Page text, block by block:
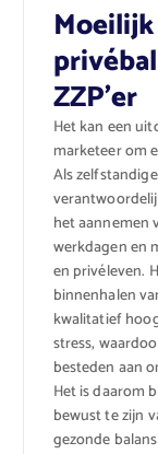
ZZP’er
Het kan een
marketeer om
Als
het aannemen
werkdagen en
en privéleven.
binnenhalen
kwalitatief
stress,
besteden aan
Het is daarom
bewust te zijn
gezonde